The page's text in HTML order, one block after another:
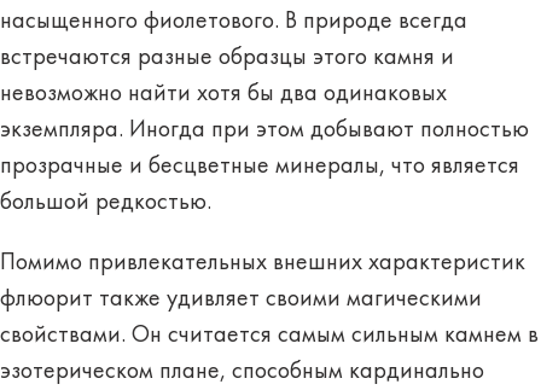
насыщенного фиолетового. В природе всегда
встречаются разные образцы этого камня и
невозможно найти хотя бы два одинаковых
экземпляра. Иногда при этом добывают полностью
прозрачные и бесцветные минералы, что является
большой редкостью.
Помимо привлекательных внешних характеристик
флюорит также удивляет своими магическими
свойствами. Он считается самым сильным камнем в
эзотерическом плане, способным кардинально